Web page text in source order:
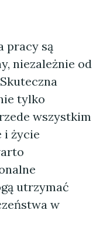
pracy są
niezależnie od
tylko
wszystkim
i życie
utrzymać
w